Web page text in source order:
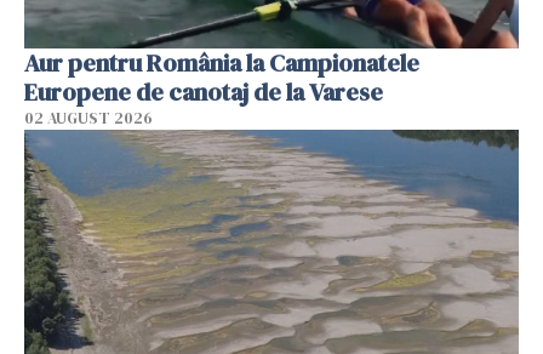
Aur pentru România la Campionatele
Europene de canotaj de la Varese
02 AUGUST 2026